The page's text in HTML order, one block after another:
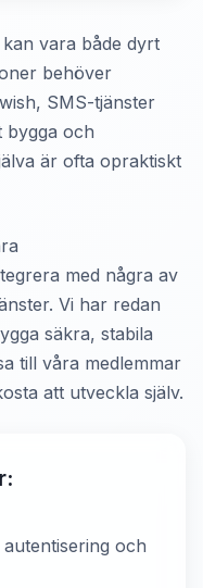
vara både dyrt
behöver
SMS-tjänster
bygga och
är ofta opraktiskt
med några av
Vi har redan
säkra, stabila
till våra medlemmar
att utveckla själv.
autentisering och